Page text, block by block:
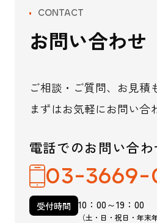
CONTACT
お問い合わせ
ご相談・ご質問、お見積
まずはお気軽にお問い合
電話でのお問い合わ
03-
受付時間 10：00～19：00
（土・日・祝日・年末